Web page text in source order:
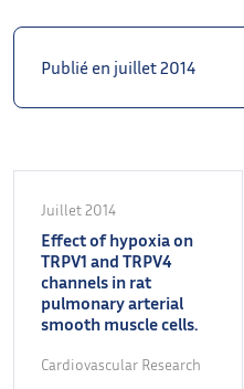
Publié en juillet 2014
Juillet 2014
Effect of hypoxia on
TRPV1 and TRPV4
channels in rat
pulmonary arterial
smooth muscle cells.
Cardiovascular Research